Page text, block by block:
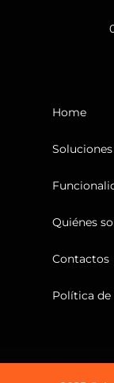
Home
Soluciones
Quiénes
Contactos
Política